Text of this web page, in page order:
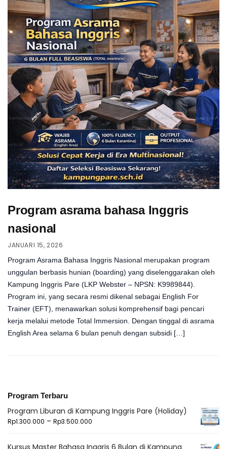
Program asrama bahasa Inggris
nasional
JANUARI 15, 2026
Program Asrama Bahasa Inggris Nasional merupakan program
unggulan berbasis hunian (boarding) yang diselenggarakan oleh
Kampung Inggris Pare (LKP Webster – NPSN: K9989844).
Program ini, yang secara resmi dikenal sebagai English For
Trainer (EFT), menawarkan solusi komprehensif bagi pencari
kerja melalui metode Total Immersion. Dengan tinggal di asrama
English Area selama 6 bulan penuh dengan subsidi […]
Program Terbaru
Program Liburan di Kampung Inggris Pare (Holiday)
Rp1.300.000 – Rp3.500.000
Kursus Master Bahasa Inggris 6 Bulan di Kampung